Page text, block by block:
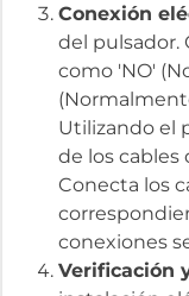
Conexión
del pulsador.
como 'NO'
Utilizando el
de los cables
Conecta los
conexiones
Verificación